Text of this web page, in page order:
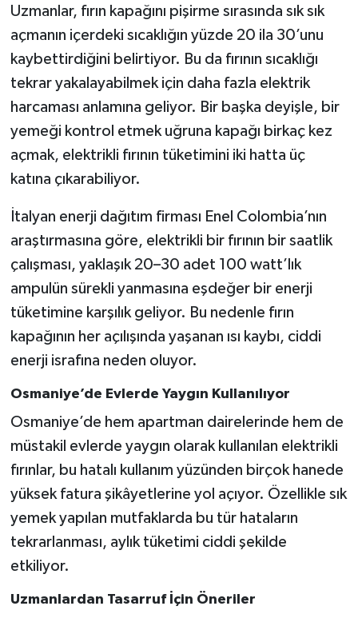
Uzmanlar, fırın kapağını pişirme sırasında sık sık
açmanın içerdeki sıcaklığın yüzde 20 ila 30’unu
kaybettirdiğini belirtiyor. Bu da fırının sıcaklığı
tekrar yakalayabilmek için daha fazla elektrik
harcaması anlamına geliyor. Bir başka deyişle, bir
yemeği kontrol etmek uğruna kapağı birkaç kez
açmak, elektrikli fırının tüketimini iki hatta üç
katına çıkarabiliyor.
İtalyan enerji dağıtım firması Enel Colombia’nın
araştırmasına göre, elektrikli bir fırının bir saatlik
çalışması, yaklaşık 20–30 adet 100 watt’lık
ampulün sürekli yanmasına eşdeğer bir enerji
tüketimine karşılık geliyor. Bu nedenle fırın
kapağının her açılışında yaşanan ısı kaybı, ciddi
enerji israfına neden oluyor.
Osmaniye’de Evlerde Yaygın Kullanılıyor
Osmaniye’de hem apartman dairelerinde hem de
müstakil evlerde yaygın olarak kullanılan elektrikli
fırınlar, bu hatalı kullanım yüzünden birçok hanede
yüksek fatura şikâyetlerine yol açıyor. Özellikle sık
yemek yapılan mutfaklarda bu tür hataların
tekrarlanması, aylık tüketimi ciddi şekilde
etkiliyor.
Uzmanlardan Tasarruf İçin Öneriler